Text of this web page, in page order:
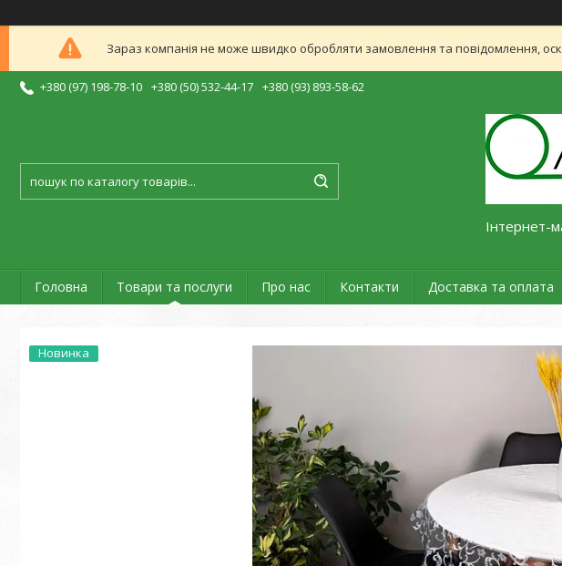
Зараз компанія не може швидко обробляти замовлення та повідомлення,
+380 (97) 198-78-10 +380 (50) 532-44-17 +380 (93) 893-58-62
Інтернет-
Головна Товари та послуги Про нас Контакти Доставка та оплата
Новинка